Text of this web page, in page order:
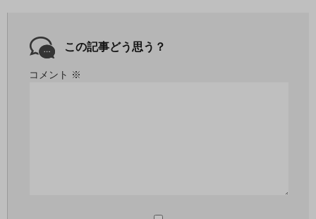
この記事どう思う？
コメント ※